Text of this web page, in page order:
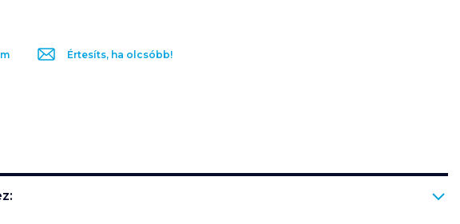
Értesíts, ha olcsóbb!